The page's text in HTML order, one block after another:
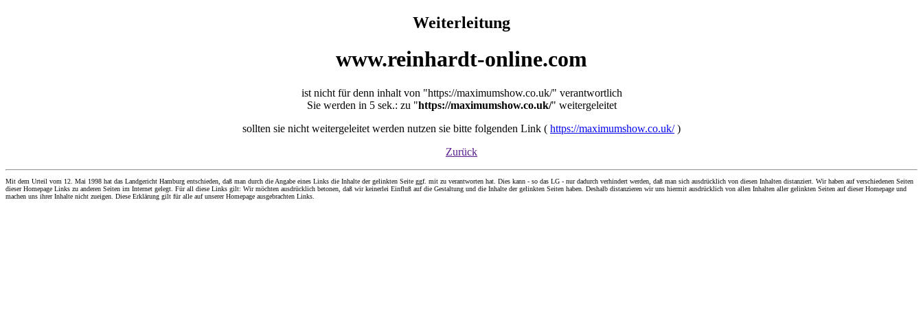
Weiterleitung
www.reinhardt-online.com
ist nicht für denn inhalt von "https://maximumshow.co.uk/" verantwortlich
Sie werden in 5 sek.: zu "https://maximumshow.co.uk/" weitergeleitet
sollten sie nicht weitergeleitet werden nutzen sie bitte folgenden Link ( https://maximumshow.co.uk/)
Zurück
Mit dem Urteil vom 12. Mai 1998 hat das Landgericht Hamburg entschieden, daß man durch die Angabe eines Links die Inhalte der gelinkten Seite ggf. mit zu verantworten hat. Dies kann - so das LG - nur dadurch verhindert werden, daß man sich ausdrücklich von diesen Inhalten distanziert. Wir haben auf verschiedenen Seiten
dieser Homepage Links zu anderen Seiten im Internet gelegt. Für all diese Links gilt: Wir möchten ausdrücklich betonen, daß wir keinerlei Einfluß auf die Gestaltung und die Inhalte der gelinkten Seiten haben. Deshalb distanzieren wir uns hiermit ausdrücklich von allen Inhalten aller gelinkten Seiten auf dieser Homepage und
machen uns ihrer Inhalte nicht zueigen. Diese Erklärung gilt für alle auf unserer Homepage ausgebrachten Links.